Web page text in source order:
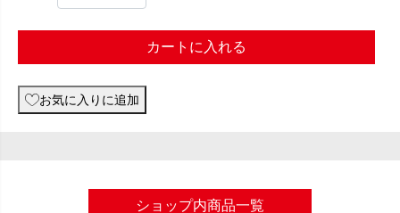
カートに入れる
お気に入りに追加
ショップ内商品一覧